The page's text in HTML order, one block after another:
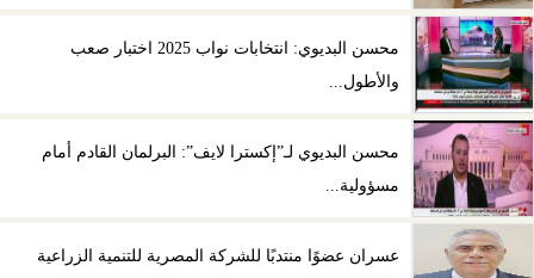
محسن البديوي: انتخابات نواب 2025 اختبار صعب
والأطول...
محسن البديوي لـ”إكسترا لايف”: البرلمان القادم أمام
مسؤولية...
عسران عضوًا منتدبًا للشركة المصرية للتنمية الزراعية